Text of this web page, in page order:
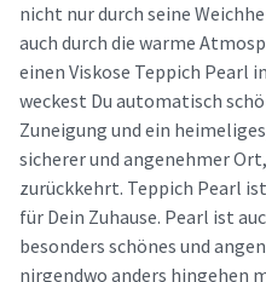
nicht nur durch seine
auch durch die warme
einen Viskose Teppich Pearl
weckest Du automatisch
Zuneigung und ein
sicherer und angenehmer
zurückkehrt. Teppich Pearl
für Dein Zuhause. Pearl ist
besonders schönes und
nirgendwo anders hingehen